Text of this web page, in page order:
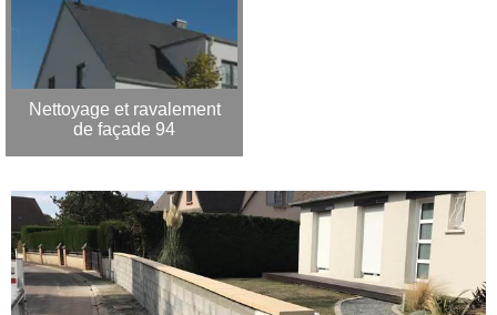
Nettoyage et ravalement
de façade 94